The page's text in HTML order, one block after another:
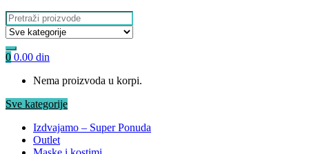
Search
for:
0 0.00 din
Nema proizvoda u korpi.
Sve kategorije
Izdvajamo – Super Ponuda
Outlet